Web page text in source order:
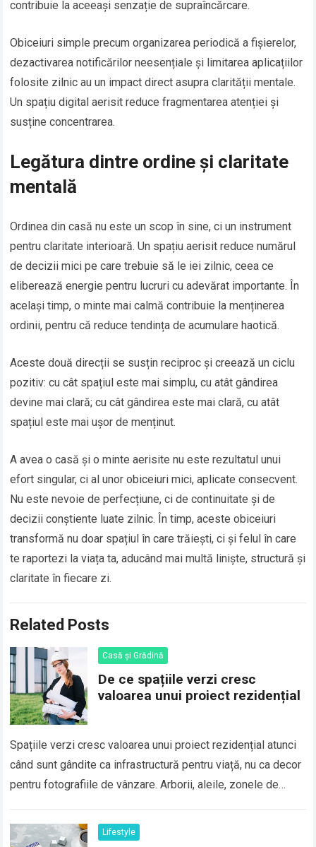
contribuie la aceeași senzație de supraîncărcare.
Obiceiuri simple precum organizarea periodică a fișierelor,
dezactivarea notificărilor neesențiale și limitarea aplicațiilor
folosite zilnic au un impact direct asupra clarității mentale.
Un spațiu digital aerisit reduce fragmentarea atenției și
susține concentrarea.
Legătura dintre ordine și claritate
mentală
Ordinea din casă nu este un scop în sine, ci un instrument
pentru claritate interioară. Un spațiu aerisit reduce numărul
de decizii mici pe care trebuie să le iei zilnic, ceea ce
eliberează energie pentru lucruri cu adevărat importante. În
același timp, o minte mai calmă contribuie la menținerea
ordinii, pentru că reduce tendința de acumulare haotică.
Aceste două direcții se susțin reciproc și creează un ciclu
pozitiv: cu cât spațiul este mai simplu, cu atât gândirea
devine mai clară; cu cât gândirea este mai clară, cu atât
spațiul este mai ușor de menținut.
A avea o casă și o minte aerisite nu este rezultatul unui
efort singular, ci al unor obiceiuri mici, aplicate consecvent.
Nu este nevoie de perfecțiune, ci de continuitate și de
decizii conștiente luate zilnic. În timp, aceste obiceiuri
transformă nu doar spațiul în care trăiești, ci și felul în care
te raportezi la viața ta, aducând mai multă liniște, structură și
claritate în fiecare zi.
Related Posts
Casă și Grădină
De ce spațiile verzi cresc
valoarea unui proiect rezidențial
Spațiile verzi cresc valoarea unui proiect rezidențial atunci
când sunt gândite ca infrastructură pentru viață, nu ca decor
pentru fotografiile de vânzare. Arborii, aleile, zonele de
Lifestyle